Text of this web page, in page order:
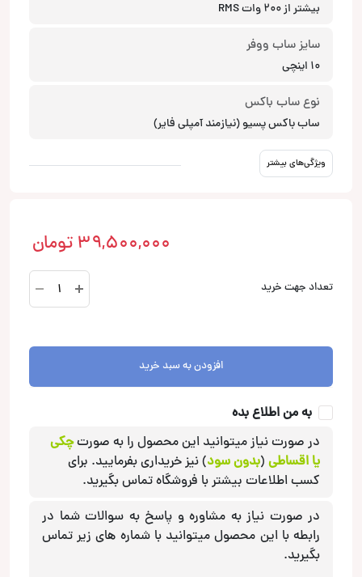
بیشتر از 200 وات RMS
سایز ساب ووفر
10 اینچی
نوع ساب باکس
ساب باکس پسیو (نیازمند آمپلی فایر)
ویژگی‌های بیشتر
39,500,000 تومان
تعداد جهت خرید
APBX10DS
ساب
افزودن به سبد خرید
به من اطلاع بده
در صورت نیاز میتوانید این محصول را به صورتچکی
یا اقساطی (بدون سود) نیز خریداری بفرمایید. برای
کسب اطلاعات بیشتر با فروشگاه تماس بگیرید.
در صورت نیاز به مشاوره و پاسخ به سوالات شما در
رابطه با این محصول میتوانید با شماره های زیر تماس
بگیرید.